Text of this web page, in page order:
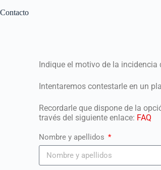
Contacto
Indique el motivo de la incidencia
Intentaremos contestarle en un
Recordarle que dispone de la
través del siguiente enlace: FAQ
Nombre y apellidos